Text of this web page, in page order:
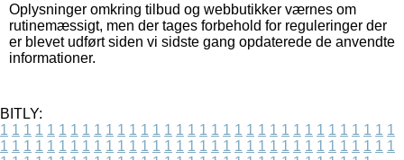
Oplysninger omkring tilbud og webbutikker værnes om
rutinemæssigt, men der tages forbehold for reguleringer der
er blevet udført siden vi sidste gang opdaterede de anvendte
informationer.
BITLY:
1 1 1 1 1 1 1 1 1 1 1 1 1 1 1 1 1 1 1 1 1 1 1 1 1 1 1 1 1 1 1 1 1 1
1 1 1 1 1 1 1 1 1 1 1 1 1 1 1 1 1 1 1 1 1 1 1 1 1 1 1 1 1 1 1 1 1 1